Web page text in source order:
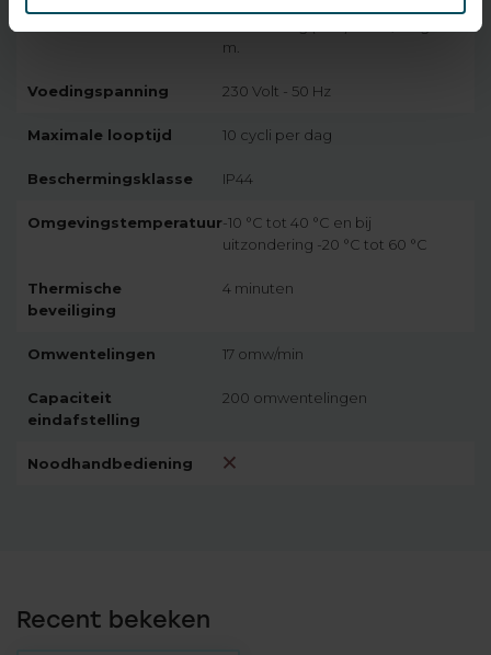
m.
Voedingspanning 230 Volt - 50 Hz
Maximale looptijd 10 cycli per dag
Beschermingsklasse IP44
Omgevingstemperatuur-10 °C tot 40 °C en bij
uitzondering -20 °C tot 60 °C
Thermische
beveiliging
4 minuten
Omwentelingen 17 omw/min
Capaciteit
eindafstelling
200 omwentelingen
Noodhandbediening
Recent bekeken